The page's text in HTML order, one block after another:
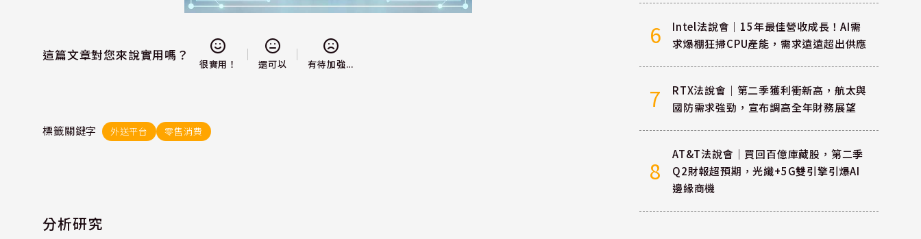
這篇文章對您來說實用嗎？
很實用！ 還可以 有待加強...
標籤關鍵字 外送平台 零售消費
分析研究
6
Intel法說會｜15年最佳營收成長！AI需
求爆棚狂掃CPU產能，需求遠遠超出供應
7
RTX法說會｜第二季獲利衝新高，航太與
國防需求強勁，宣布調高全年財務展望
8
AT&T法說會｜買回百億庫藏股，第二季
Q2財報超預期，光纖+5G雙引擎引爆AI
邊緣商機